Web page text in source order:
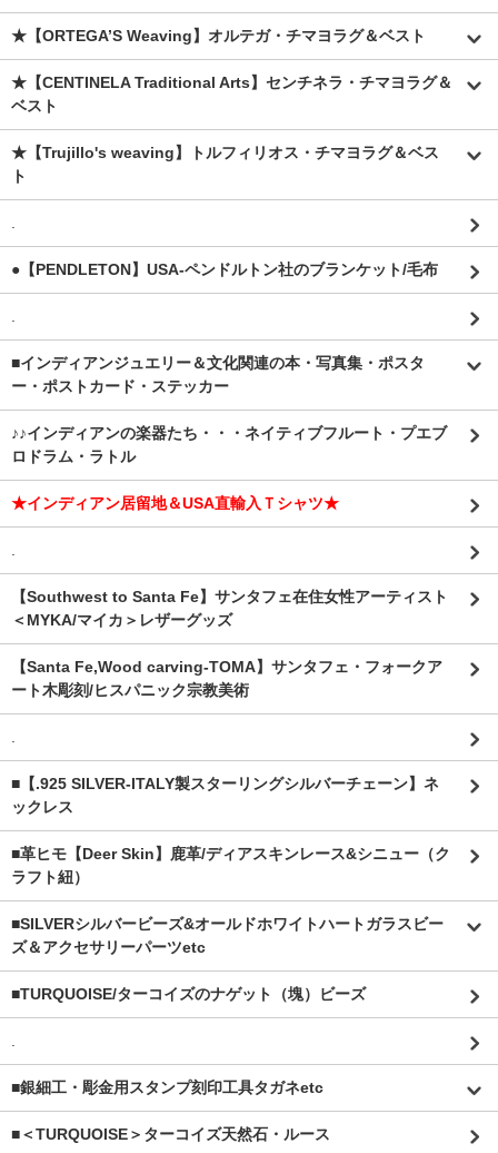
★【ORTEGA’S Weaving】オルテガ・チマヨラグ＆ベスト
★【CENTINELA Traditional Arts】センチネラ・チマヨラグ＆
ベスト
★【Trujillo's weaving】トルフィリオス・チマヨラグ＆ベス
ト
.
●【PENDLETON】USA-ペンドルトン社のブランケット/毛布
.
■インディアンジュエリー＆文化関連の本・写真集・ポスタ
ー・ポストカード・ステッカー
♪♪インディアンの楽器たち・・・ネイティブフルート・プエブ
ロドラム・ラトル
★インディアン居留地＆USA直輸入Ｔシャツ★
.
【Southwest to Santa Fe】サンタフェ在住女性アーティスト
＜MYKA/マイカ＞レザーグッズ
【Santa Fe,Wood carving-TOMA】サンタフェ・フォークア
ート木彫刻/ヒスパニック宗教美術
.
■【.925 SILVER-ITALY製スターリングシルバーチェーン】ネ
ックレス
■革ヒモ【Deer Skin】鹿革/ディアスキンレース&シニュー（ク
ラフト紐）
■SILVERシルバービーズ&オールドホワイトハートガラスビー
ズ＆アクセサリーパーツetc
■TURQUOISE/ターコイズのナゲット（塊）ビーズ
.
■銀細工・彫金用スタンプ刻印工具タガネetc
■＜TURQUOISE＞ターコイズ天然石・ルース